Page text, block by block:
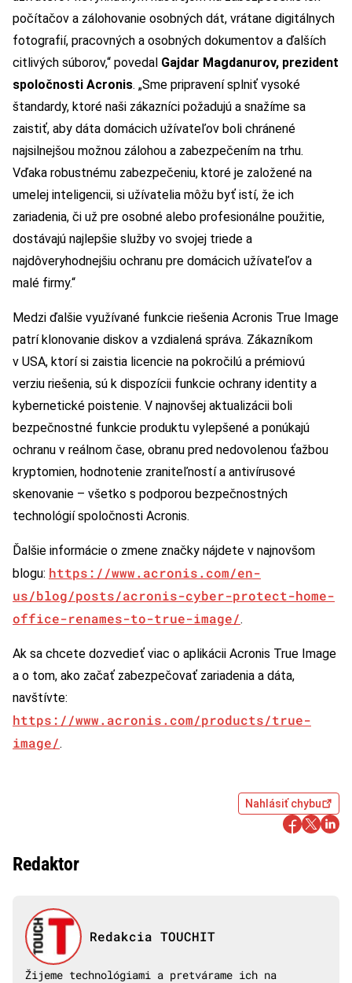
počítačov a zálohovanie osobných dát, vrátane digitálnych
fotografií, pracovných a osobných dokumentov a ďalších
citlivých súborov,“ povedal Gajdar Magdanurov, prezident
spoločnosti Acronis. „Sme pripravení splniť vysoké
štandardy, ktoré naši zákazníci požadujú a snažíme sa
zaistiť, aby dáta domácich užívateľov boli chránené
najsilnejšou možnou zálohou a zabezpečením na trhu.
Vďaka robustnému zabezpečeniu, ktoré je založené na
umelej inteligencii, si užívatelia môžu byť istí, že ich
zariadenia, či už pre osobné alebo profesionálne použitie,
dostávajú najlepšie služby vo svojej triede a
najdôveryhodnejšiu ochranu pre domácich užívateľov a
malé firmy.“
Medzi ďalšie využívané funkcie riešenia Acronis True Image
patrí klonovanie diskov a vzdialená správa. Zákazníkom
v USA, ktorí si zaistia licencie na pokročilú a prémiovú
verziu riešenia, sú k dispozícii funkcie ochrany identity a
kybernetické poistenie. V najnovšej aktualizácii boli
bezpečnostné funkcie produktu vylepšené a ponúkajú
ochranu v reálnom čase, obranu pred nedovolenou ťažbou
kryptomien, hodnotenie zraniteľností a antivírusové
skenovanie – všetko s podporou bezpečnostných
technológií spoločnosti Acronis.
Ďalšie informácie o zmene značky nájdete v najnovšom
blogu: https://www.acronis.com/en-
us/blog/posts/acronis-cyber-protect-home-
office-renames-to-true-image/.
Ak sa chcete dozvedieť viac o aplikácii Acronis True Image
a o tom, ako začať zabezpečovať zariadenia a dáta,
navštívte:
https://www.acronis.com/products/true-
image/.
Nahlásiť chybu
Redaktor
Redakcia TOUCHIT
Žijeme technológiami a pretvárame ich na